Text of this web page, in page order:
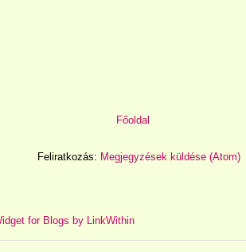
Főoldal
Feliratkozás: Megjegyzések küldése (Atom)